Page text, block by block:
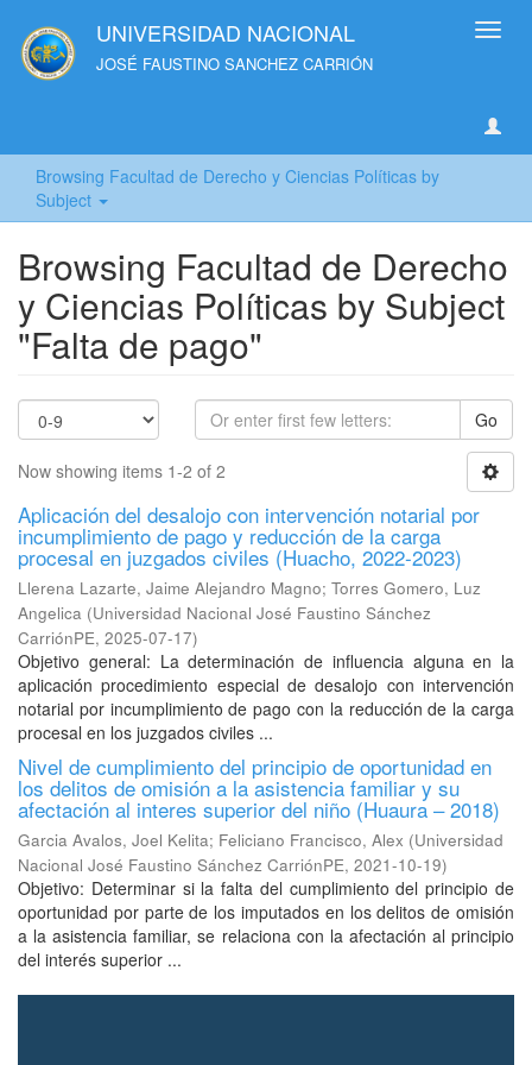
UNIVERSIDAD NACIONAL
JOSÉ FAUSTINO SANCHEZ CARRIÓN
Browsing Facultad de Derecho y Ciencias Políticas by
Subject
Browsing Facultad de Derecho
y Ciencias Políticas by Subject
"Falta de pago"
Go
Now showing items 1-2 of 2
Aplicación del desalojo con intervención notarial por
incumplimiento de pago y reducción de la carga
procesal en juzgados civiles (Huacho, 2022-2023)
Llerena Lazarte, Jaime Alejandro Magno; Torres Gomero, Luz
Angelica (Universidad Nacional José Faustino Sánchez
CarriónPE, 2025-07-17)
Objetivo general: La determinación de influencia alguna en la
aplicación procedimiento especial de desalojo con intervención
notarial por incumplimiento de pago con la reducción de la carga
procesal en los juzgados civiles ...
Nivel de cumplimiento del principio de oportunidad en
los delitos de omisión a la asistencia familiar y su
afectación al interes superior del niño (Huaura – 2018)
Garcia Avalos, Joel Kelita; Feliciano Francisco, Alex (Universidad
Nacional José Faustino Sánchez CarriónPE, 2021-10-19)
Objetivo: Determinar si la falta del cumplimiento del principio de
oportunidad por parte de los imputados en los delitos de omisión
a la asistencia familiar, se relaciona con la afectación al principio
del interés superior ...